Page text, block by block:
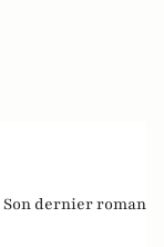
dernier roman